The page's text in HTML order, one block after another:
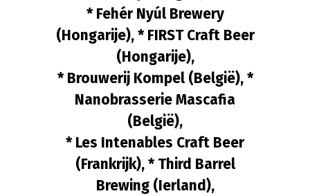
* Fehér Nyúl Brewery
(Hongarije), * FIRST Craft Beer
(Hongarije),
* Brouwerij Kompel (België), *
Nanobrasserie Mascafia
(België),
* Les Intenables Craft Beer
(Frankrijk), * Third Barrel
Brewing (Ierland),